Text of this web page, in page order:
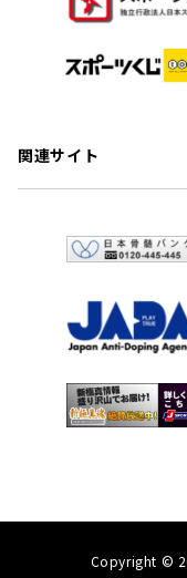
関連サイト
Copyright ©